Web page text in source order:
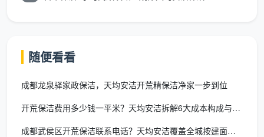
量：同样的面积，装修交付状态不同，开荒的难度和工
装修类
型
对价格的影
响
随便看看
成都龙泉驿家政保洁，天均安洁开荒精保洁净家一步到位
开荒保洁费用多少钱一平米？天均安洁拆解6大成本构成与真实报价
成都武侯区开荒保洁联系电话？天均安洁覆盖全城按建面一口价